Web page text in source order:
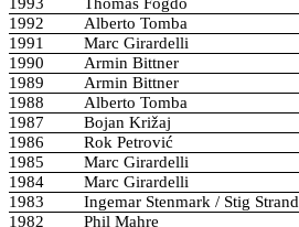
1992
Alberto Tomba
1991
Marc Girardelli
1990
Armin Bittner
1989
Armin Bittner
1988
Alberto Tomba
1987
Bojan Križaj
1986
Rok Petrović
1985
Marc Girardelli
1984
Marc Girardelli
1983
Ingemar Stenmark / Stig Strand
1982
Phil Mahre